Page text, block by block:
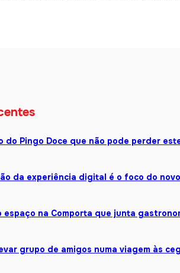
do Pingo Doce que não pode perder
da experiência digital é o foco do
espaço na Comporta que junta
grupo de amigos numa viagem às